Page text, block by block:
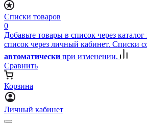
Списки товаров
0
Добавьте товары в список через
список через личный кабинет. Списки
автоматически при изменении.
Сравнить
Корзина
Личный кабинет